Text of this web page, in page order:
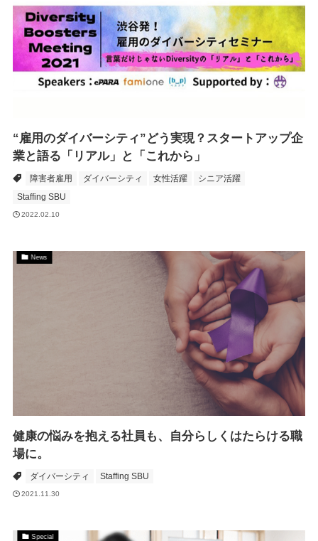
“雇用のダイバーシティ”どう実現？スタートアップ企
業と語る「リアル」と「これから」
障害者雇用 ダイバーシティ 女性活躍
シニア活躍
Staffing SBU
2022.02.10
News
健康の悩みを抱える社員も、自分らしくはたらける職
場に。
ダイバーシティ Staffing SBU
2021.11.30
Special